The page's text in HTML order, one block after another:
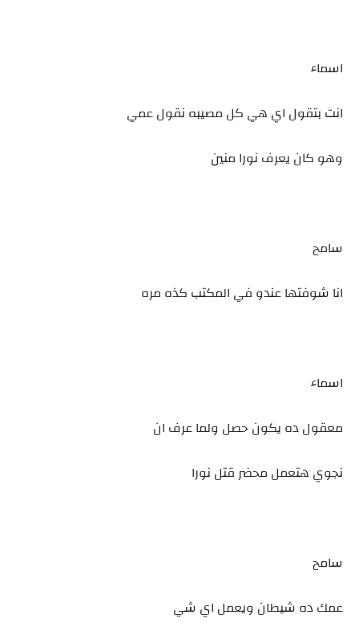
اسماء
انت بتقول اي هي كل مصيبه نقول عمي
وهو كان يعرف نورا منين
سامح
انا شوفتها عندو في المكتب كذه مره
اسماء
معقول ده يكون حصل ولما عرف ان
نجوي هتعمل محضر قتل نورا
سامح
عمك ده شيطان ويعمل اي شي